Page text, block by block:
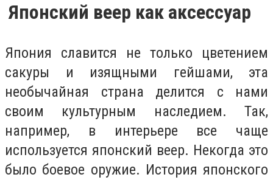
Японский веер как аксессуар
Япония славится не только цветением
сакуры и изящными гейшами, эта
необычайная страна делится с нами
своим культурным наследием. Так,
например, в интерьере все чаще
используется японский веер. Некогда это
было боевое оружие. История японского